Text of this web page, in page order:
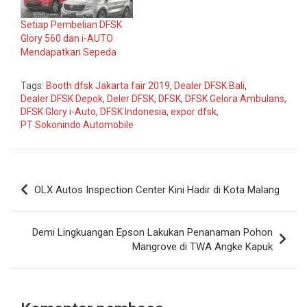
Setiap Pembelian DFSK
Glory 560 dan i-AUTO
Mendapatkan Sepeda
Tags: Booth dfsk Jakarta fair 2019, Dealer DFSK Bali,
Dealer DFSK Depok, Deler DFSK, DFSK, DFSK Gelora Ambulans,
DFSK Glory i-Auto, DFSK Indonesia, expor dfsk,
PT Sokonindo Automobile
Navigasi
pos
OLX Autos Inspection Center Kini Hadir di Kota Malang
Demi Lingkuangan Epson Lakukan Penanaman Pohon
Mangrove di TWA Angke Kapuk